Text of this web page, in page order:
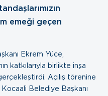
emeği geçen
Ekrem Yüce,
katkılarıyla birlikte inşa
Açılış törenine
Kocaali Belediye Başkanı